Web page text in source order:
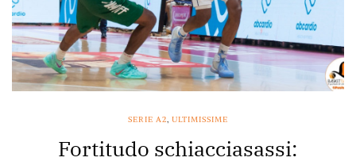
SERIE A2, ULTIMISSIME
Fortitudo schiacciasassi: